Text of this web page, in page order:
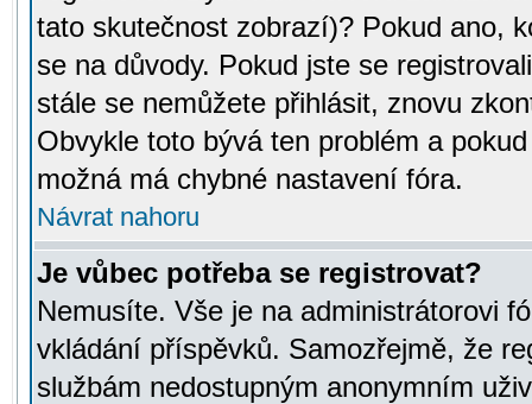
tato skutečnost zobrazí)? Pokud ano,
se na důvody. Pokud jste se
stále se nemůžete přihlásit, znovu
Obvykle toto bývá ten problém a
možná má chybné nastavení fóra.
Návrat nahoru
Je vůbec potřeba se registrovat?
Nemusíte. Vše je na administrátorovi
vkládání příspěvků. Samozřejmě, že
službám nedostupným anonymním